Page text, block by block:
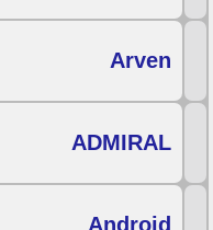
Arven
ADMIRAL
Android